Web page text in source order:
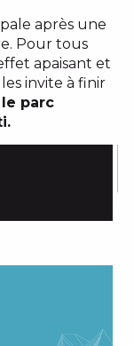
après une
Pour tous
apaisant et
invite à finir
parc